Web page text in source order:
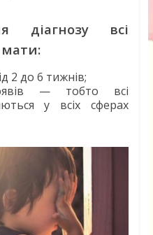
діагнозу всі
2 до 6 тижнів;
— тобто всі
у всіх сферах